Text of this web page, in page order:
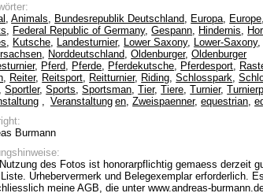
,Animals, Bundesrepublik Deutschland, Europa, Europe,
, Federal Republic of Germany,Gespann, Hindernis,
, Kutsche, Landesturnier, Lower Saxony, Lower-Saxony,
, Norddeutschland,Oldenburger,Oldenburger
, Pferd, Pferde, Pferdekutsche, Pferdesport,
, Reiter, Reitsport, Reitturnier, Riding,Schlosspark,
,Sportler,Sports,Sportsman,Tier,Tiere,Turnier,
, Veranstaltung en,Zweispaenner,equestrian,
Burmann
des Fotos ist honorarpflichtig gemaess derzeit
Urhebervermerk und Belegexemplar erforderlich.
meine AGB, die unter www.andreas-